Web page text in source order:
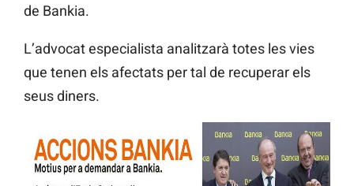
de Bankia.
L’advocat especialista analitzarà totes les vies
que tenen els afectats per tal de recuperar els
seus diners.